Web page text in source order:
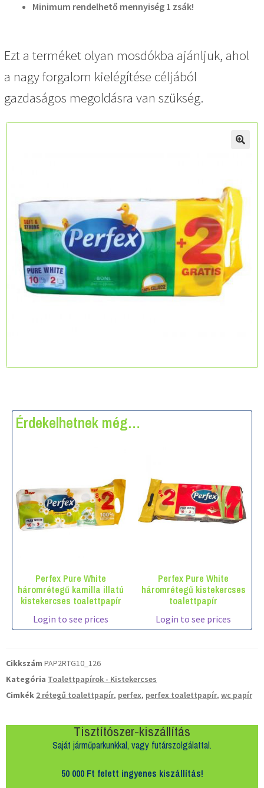
Minimum rendelhető mennyiség 1 zsák!
Ezt a terméket olyan mosdókba ajánljuk, ahol
a nagy forgalom kielégítése céljából
gazdaságos megoldásra van szükség.
Érdekelhetnek még…
Perfex Pure White
háromrétegű kamilla illatú
kistekercses toalettpapír
Login to see prices
Perfex Pure White
háromrétegű kistekercses
toalettpapír
Login to see prices
Cikkszám PAP2RTG10_126
Kategória Toalettpapírok - Kistekercses
Cimkék 2 rétegű toalettpapír, perfex, perfex toalettpapír, wc papír
Tisztítószer-kiszállítás
Saját járműparkunkkal, vagy futárszolgálattal.
50 000 Ft felett ingyenes kiszállítás!